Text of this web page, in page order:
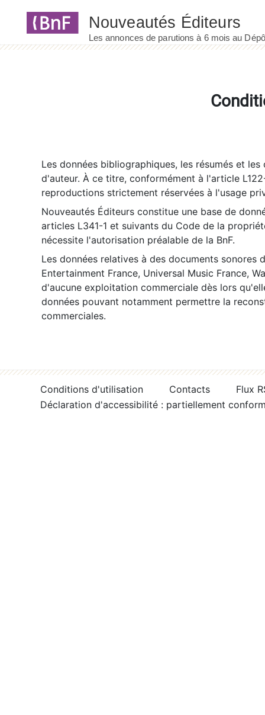
Les données bibliographiques, les résumés et
d'auteur. À ce titre, conformément à l'article
reproductions strictement réservées à l'usage
Nouveautés Éditeurs constitue une base de
articles L341-1 et suivants du Code de la
nécessite l'autorisation préalable de la BnF.
Les données relatives à des documents sonores
Entertainment France, Universal Music France,
d'aucune exploitation commerciale dès lors
données pouvant notamment permettre la
commerciales.
Conditions d'utilisation Contacts
Flux
Déclaration d'accessibilité : partiellement